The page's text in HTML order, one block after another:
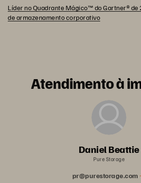
Líder no Quadrante Mágico™ do Gartner®
de armazenamento corporativo
Atendimento à
Daniel Beattie
Pure Storage
pr@purestorage.com